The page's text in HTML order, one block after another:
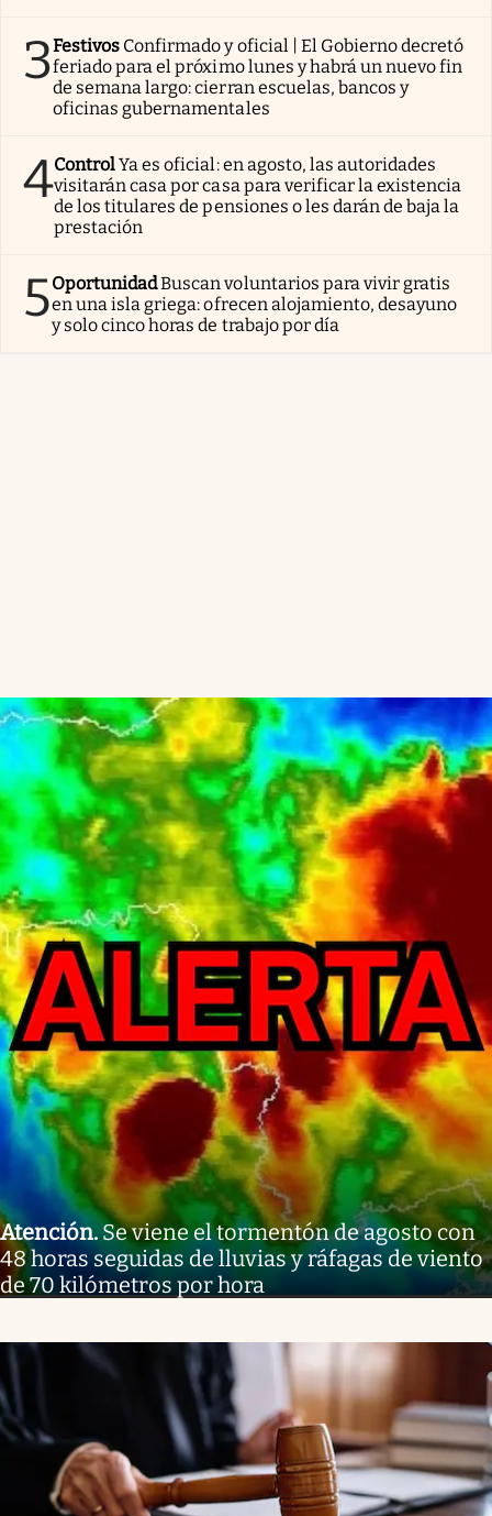
3Festivos Confirmado y oficial | El Gobierno decretó
feriado para el próximo lunes y habrá un nuevo fin
de semana largo: cierran escuelas, bancos y
oficinas gubernamentales
4ControlYa es oficial: en agosto, las autoridades
visitarán casa por casa para verificar la existencia
de los titulares de pensiones o les darán de baja la
prestación
5OportunidadBuscan voluntarios para vivir gratis
en una isla griega: ofrecen alojamiento, desayuno
y solo cinco horas de trabajo por día
Atención.Se viene el tormentón de agosto con
48 horas seguidas de lluvias y ráfagas de viento
de 70 kilómetros por hora